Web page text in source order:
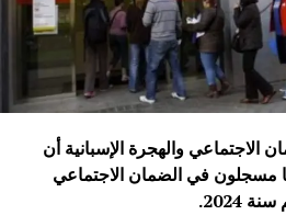
الاجتماعي والهجرة الإسبانية أن
ألف و 318 مغربيا مسجلون في الضمان الاجتماعي
2024
.